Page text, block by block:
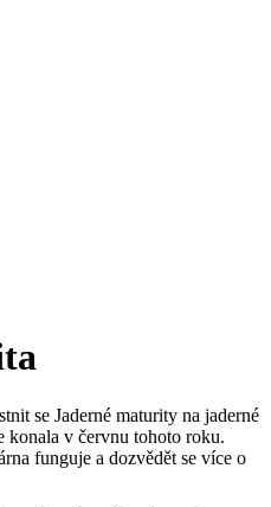
se Jaderné maturity na jaderné
konala v červnu tohoto roku.
funguje a dozvědět se více o